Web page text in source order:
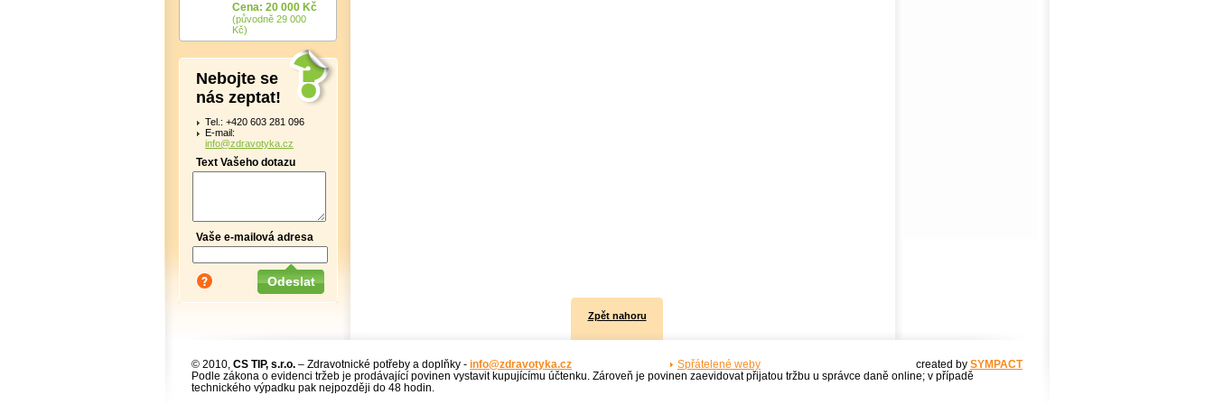
Cena: 20 000 Kč
(původně 29 000
Kč)
Nebojte se
nás zeptat!
Tel.: +420 603 281 096
E-mail:
info@zdravotyka.cz
Text Vašeho dotazu
Vaše e-mailová adresa
Zpět nahoru
© 2010, CS TIP, s.r.o. – Zdravotnické potřeby a doplňky - info@zdravotyka.cz created by SYMPACT
Podle zákona o evidenci tržeb je prodávající povinen vystavit kupujícímu účtenku. Zároveň je povinen zaevidovat přijatou tržbu u správce daně online; v případě
technického výpadku pak nejpozději do 48 hodin.
Spřátelené weby